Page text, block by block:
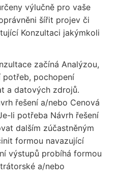
výlučně pro vaše
šířit projev či
Konzultaci jakýmkoli
začíná Analýzou,
pochopení
a datových zdrojů.
řešení a/nebo Cenová
li potřeba Návrh řešení
dalším zúčastněným
formou navazující
výstupů probíhá formou
a/nebo